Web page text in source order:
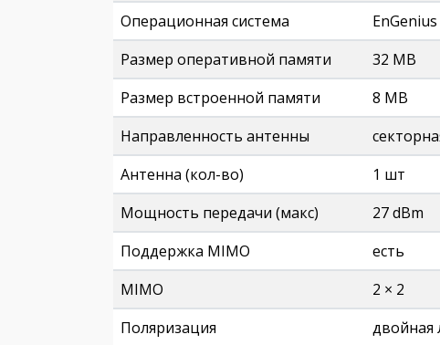
Операционная система
Размер оперативной памяти
32 MB
Размер встроенной памяти
8 MB
Направленность антенны
Антенна (кол-во)
1 шт
Мощность передачи (макс)
27 dBm
Поддержка MIMO
есть
MIMO
2 × 2
Поляризация
двойная